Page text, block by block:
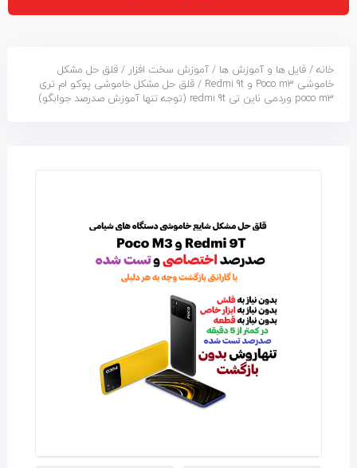
خانه/ فایل ها و آموزش ها / آموزش سخت افزار / قلق حل مشکل
خاموشی Poco m3 و Redmi 9t
/ قلق حل مشکل خاموشی پوکو ام تری
poco m3 وردمی ناین تی redmi 9t (توجه تنها آموزش صدرصد جوابگو)